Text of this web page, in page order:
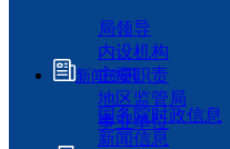
局领导
内设机构
主要职责
地区监管局
事业单位
新闻资讯
国务院时政信息
新闻信息